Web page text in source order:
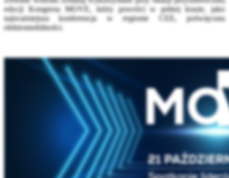
edycji Kongresu MOVE, który powróci w pełnej krasie, jako
najważniejsza konferencja w regionie CEE, poświęcona
elektromobilności.